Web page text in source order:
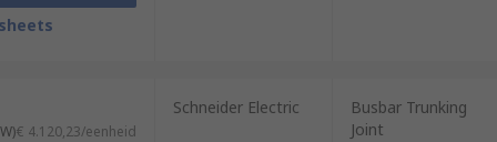
€ 4.120,23/eenheid
Schneider Electric
Busbar Trunking
Joint